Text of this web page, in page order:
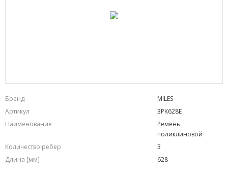
Бренд
MILES
Артикул
3PK628E
Наименование
Ремень
поликлиновой
Количество ребер
3
Длина [мм]
628